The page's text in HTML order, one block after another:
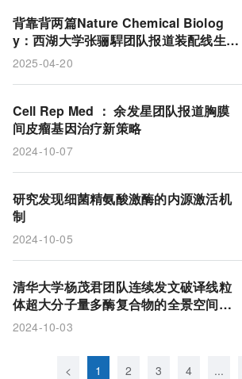
背靠背两篇Nature Chemical Biolog
y：西湖大学张骊駻团队报道装配线生物
合成酶的“即插即用”改造方法
2025-04-20
Cell Rep Med ： 余发星团队报道胸膜
间皮瘤基因治疗新策略
2024-10-07
研究发现细菌精氨酸激酶的内源激活机
制
2024-10-05
清华大学杨茂君团队连续发文破译线粒
体超大分子量多酶复合物的全景空间结
构及组装机制
2024-10-03
< 1 2 3 4 ...